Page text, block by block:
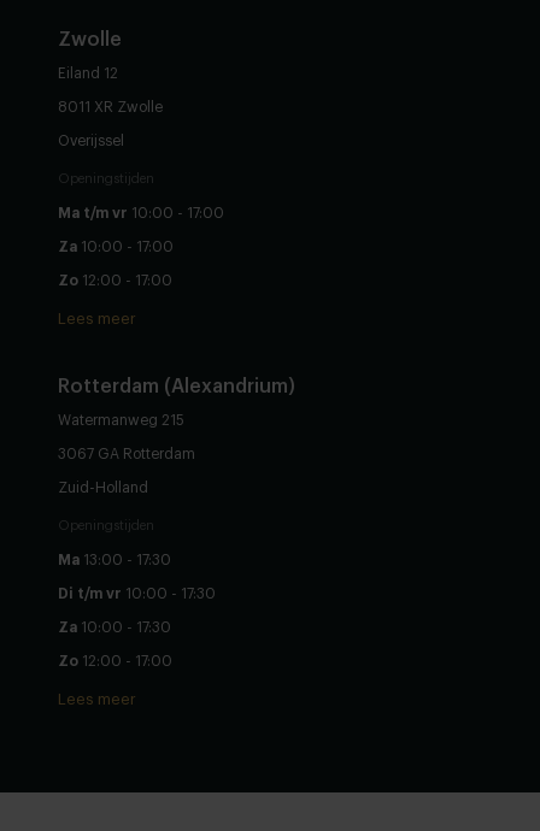
Zwolle
Eiland 12
8011 XR Zwolle
Overijssel
Openingstijden
Ma t/m vr 10:00 - 17:00
Za 10:00 - 17:00
Zo 12:00 - 17:00
Lees meer
Rotterdam (Alexandrium)
Watermanweg 215
3067 GA Rotterdam
Zuid-Holland
Openingstijden
Ma 13:00 - 17:30
Di t/m vr 10:00 - 17:30
Za 10:00 - 17:30
Zo 12:00 - 17:00
Lees meer